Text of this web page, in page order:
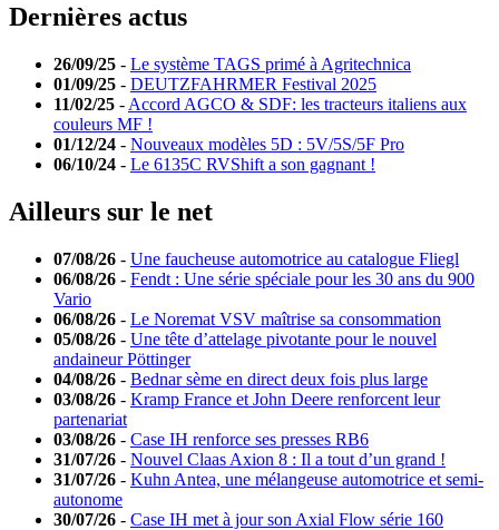
Dernières actus
26/09/25 - Le système TAGS primé à Agritechnica
01/09/25 - DEUTZFAHRMER Festival 2025
11/02/25 - Accord AGCO & SDF: les tracteurs italiens aux
couleurs MF !
01/12/24 - Nouveaux modèles 5D : 5V/5S/5F Pro
06/10/24 - Le 6135C RVShift a son gagnant !
Ailleurs sur le net
07/08/26 - Une faucheuse automotrice au catalogue Fliegl
06/08/26 - Fendt : Une série spéciale pour les 30 ans du 900
Vario
06/08/26 - Le Noremat VSV maîtrise sa consommation
05/08/26 - Une tête d’attelage pivotante pour le nouvel
andaineur Pöttinger
04/08/26 - Bednar sème en direct deux fois plus large
03/08/26 - Kramp France et John Deere renforcent leur
partenariat
03/08/26 - Case IH renforce ses presses RB6
31/07/26 - Nouvel Claas Axion 8 : Il a tout d’un grand !
31/07/26 - Kuhn Antea, une mélangeuse automotrice et semi-
autonome
30/07/26 - Case IH met à jour son Axial Flow série 160